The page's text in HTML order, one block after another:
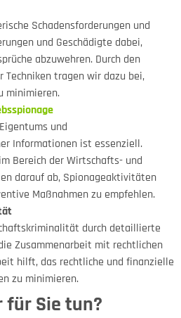
Schadensforderungen und
und Geschädigte dabei,
abzuwehren. Durch den
tragen wir dazu bei,
minimieren.
und
Informationen ist essenziell.
Bereich der Wirtschafts- und
darauf ab, Spionageaktivitäten
Maßnahmen zu empfehlen.
durch detaillierte
Zusammenarbeit mit rechtlichen
hilft, das rechtliche und finanzielle
zu minimieren.
für Sie tun?